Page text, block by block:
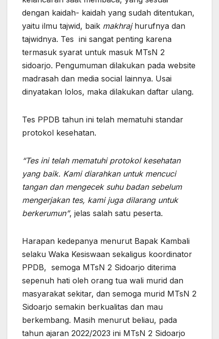
dengan kaidah- kaidah yang sudah ditentukan,
yaitu ilmu tajwid, baik makhrajhurufnya dan
tajwidnya. Tes ini sangat penting karena
termasuk syarat untuk masuk MTsN 2
sidoarjo. Pengumuman dilakukan pada website
madrasah dan media social lainnya. Usai
dinyatakan lolos, maka dilakukan daftar ulang.
Tes PPDB tahun ini telah mematuhi standar
protokol kesehatan.
“Tes ini telah mematuhi protokol kesehatan
yang baik. Kami diarahkan untuk mencuci
tangan dan mengecek suhu badan sebelum
mengerjakan tes, kami juga dilarang untuk
berkerumun”, jelas salah satu peserta.
Harapan kedepanya menurut Bapak Kambali
selaku Waka Kesiswaan sekaligus koordinator
PPDB, semoga MTsN 2 Sidoarjo diterima
sepenuh hati oleh orang tua wali murid dan
masyarakat sekitar, dan semoga murid MTsN 2
Sidoarjo semakin berkualitas dan mau
berkembang. Masih menurut beliau, pada
tahun ajaran 2022/2023 ini MTsN 2 Sidoarjo